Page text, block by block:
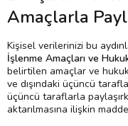
Amaçlarla
Kişisel verilerinizi bu
İşlenme Amaçları ve
belirtilen amaçlar ve
ve dışındaki üçüncü
üçüncü taraflarla
aktarılmasına ilişkin